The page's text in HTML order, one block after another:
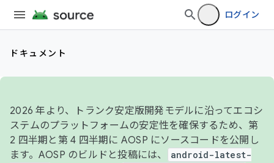
ログイン
ドキュメント
2026 年より、トランク安定版開発モデルに沿ってエコシ
ステムのプラットフォームの安定性を確保するため、第
2 四半期と第 4 四半期に AOSP にソースコードを公開し
ます。AOSP のビルドと投稿には、
android-latest-